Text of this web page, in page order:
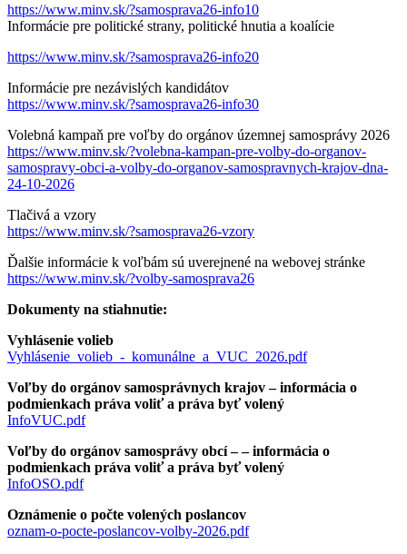
https://www.minv.sk/?samosprava26-info10
Informácie pre politické strany, politické hnutia a koalície
https://www.minv.sk/?samosprava26-info20
Informácie pre nezávislých kandidátov
https://www.minv.sk/?samosprava26-info30
Volebná kampaň pre voľby do orgánov územnej samosprávy 2026
https://www.minv.sk/?volebna-kampan-pre-volby-do-organov-
samospravy-obci-a-volby-do-organov-samospravnych-krajov-dna-
24-10-2026
Tlačivá a vzory
https://www.minv.sk/?samosprava26-vzory
Ďalšie informácie k voľbám sú uverejnené na webovej stránke
https://www.minv.sk/?volby-samosprava26
Dokumenty na stiahnutie:
Vyhlásenie volieb
Vyhlásenie_volieb_-_komunálne_a_VUC_2026.pdf
Voľby do orgánov samosprávnych krajov – informácia o
podmienkach práva voliť a práva byť volený
InfoVUC.pdf
Voľby do orgánov samosprávy obcí – – informácia o
podmienkach práva voliť a práva byť volený
InfoOSO.pdf
Oznámenie o počte volených poslancov
oznam-o-pocte-poslancov-volby-2026.pdf